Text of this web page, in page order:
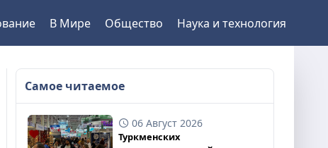
В Мире Общество Наука и технология
Самое читаемое
06 Август 2026
Туркменских